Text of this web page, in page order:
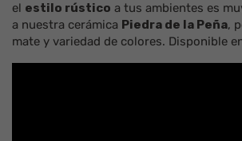
el estilo rústico a tus ambientes es
a nuestra cerámica Piedra de la Peña,
mate y variedad de colores. Disponible